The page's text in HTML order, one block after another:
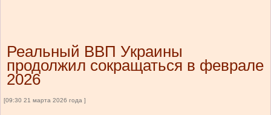
Реальный ВВП Украины
продолжил сокращаться в феврале
2026
[09:30 21 марта 2026 года ]